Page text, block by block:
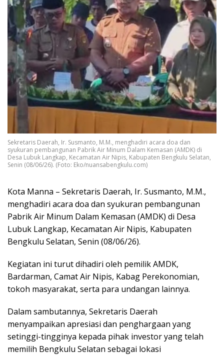
Sekretaris Daerah, Ir. Susmanto, M.M., menghadiri acara doa dan
syukuran pembangunan Pabrik Air Minum Dalam Kemasan (AMDK) di
Desa Lubuk Langkap, Kecamatan Air Nipis, Kabupaten Bengkulu Selatan,
Senin (08/06/26). (Foto: Eko/nuansabengkulu.com)
Kota Manna – Sekretaris Daerah, Ir. Susmanto, M.M.,
menghadiri acara doa dan syukuran pembangunan
Pabrik Air Minum Dalam Kemasan (AMDK) di Desa
Lubuk Langkap, Kecamatan Air Nipis, Kabupaten
Bengkulu Selatan, Senin (08/06/26).
Kegiatan ini turut dihadiri oleh pemilik AMDK,
Bardarman, Camat Air Nipis, Kabag Perekonomian,
tokoh masyarakat, serta para undangan lainnya.
Dalam sambutannya, Sekretaris Daerah
menyampaikan apresiasi dan penghargaan yang
setinggi-tingginya kepada pihak investor yang telah
memilih Bengkulu Selatan sebagai lokasi